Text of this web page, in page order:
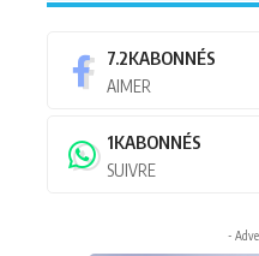
7.2KABONNÉS
AIMER
1KABONNÉS
SUIVRE
-